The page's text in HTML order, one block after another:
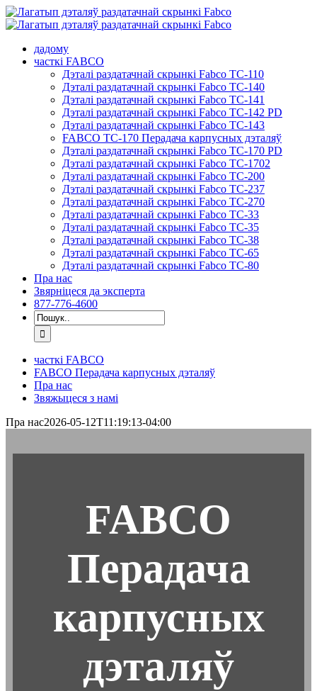
Перайсці
да
дадому
часткі FABCO
Дэталі раздатачнай скрынкі Fabco TC-110
Дэталі раздатачнай скрынкі Fabco TC-140
Дэталі раздатачнай скрынкі Fabco TC-141
Дэталі раздатачнай скрынкі Fabco TC-142 PD
Дэталі раздатачнай скрынкі Fabco TC-143
FABCO TC-170 Перадача карпусных дэталяў
Дэталі раздатачнай скрынкі Fabco TC-170 PD
Дэталі раздатачнай скрынкі Fabco TC-1702
Дэталі раздатачнай скрынкі Fabco TC-200
Дэталі раздатачнай скрынкі Fabco TC-237
Дэталі раздатачнай скрынкі Fabco TC-270
Дэталі раздатачнай скрынкі Fabco TC-33
Дэталі раздатачнай скрынкі Fabco TC-35
Дэталі раздатачнай скрынкі Fabco TC-38
Дэталі раздатачнай скрынкі Fabco TC-65
Дэталі раздатачнай скрынкі Fabco TC-80
Пра нас
Звярніцеся да эксперта
877-776-4600
Шукаць:
часткі FABCO
FABCO Перадача карпусных дэталяў
Пра нас
Звяжыцеся з намі
Пра нас2026-05-12Т11:19:13-04:00
FABCO
Перадача
карпусных
дэталяў